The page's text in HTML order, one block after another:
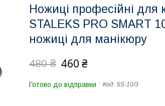
Ножиці професійні для
STALEKS PRO SMART
ножиці для манікюру
480 ₴ 460 ₴
Готово до відправки Код: SS-10/3